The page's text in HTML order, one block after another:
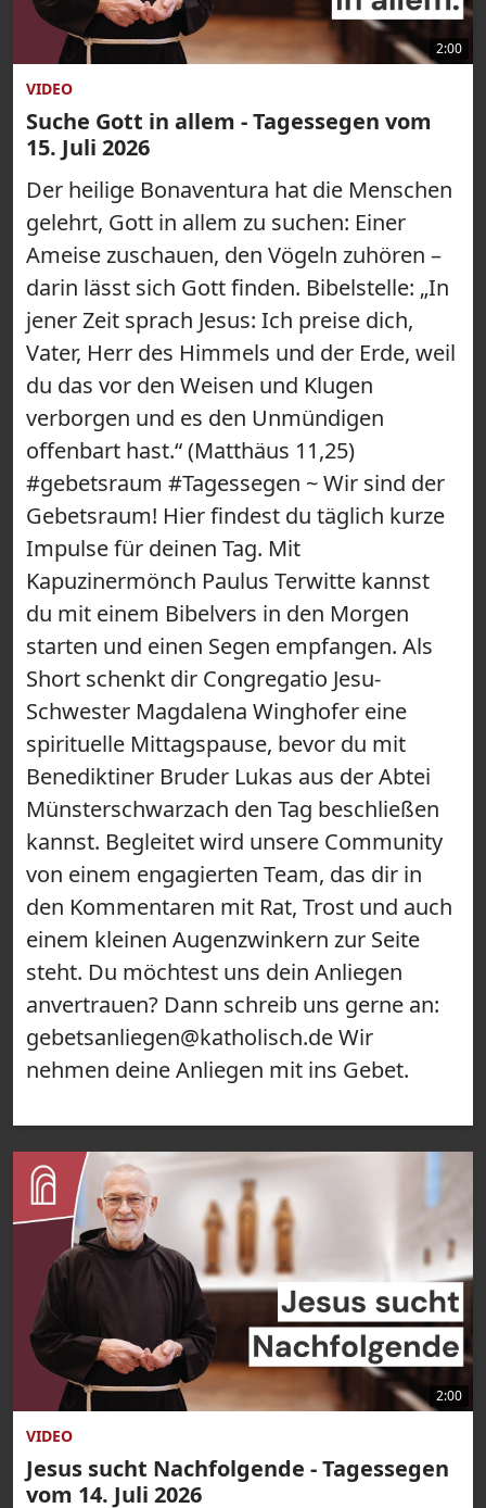
2:00
VIDEO
Suche Gott in allem - Tagessegen vom
15. Juli 2026
Der heilige Bonaventura hat die Menschen
gelehrt, Gott in allem zu suchen: Einer
Ameise zuschauen, den Vögeln zuhören –
darin lässt sich Gott finden. Bibelstelle: „In
jener Zeit sprach Jesus: Ich preise dich,
Vater, Herr des Himmels und der Erde, weil
du das vor den Weisen und Klugen
verborgen und es den Unmündigen
offenbart hast.“ (Matthäus 11,25)
#gebetsraum #Tagessegen ~ Wir sind der
Gebetsraum! Hier findest du täglich kurze
Impulse für deinen Tag. Mit
Kapuzinermönch Paulus Terwitte kannst
du mit einem Bibelvers in den Morgen
starten und einen Segen empfangen. Als
Short schenkt dir Congregatio Jesu-
Schwester Magdalena Winghofer eine
spirituelle Mittagspause, bevor du mit
Benediktiner Bruder Lukas aus der Abtei
Münsterschwarzach den Tag beschließen
kannst. Begleitet wird unsere Community
von einem engagierten Team, das dir in
den Kommentaren mit Rat, Trost und auch
einem kleinen Augenzwinkern zur Seite
steht. Du möchtest uns dein Anliegen
anvertrauen? Dann schreib uns gerne an:
gebetsanliegen@katholisch.de Wir
nehmen deine Anliegen mit ins Gebet.
2:00
VIDEO
Jesus sucht Nachfolgende - Tagessegen
vom 14. Juli 2026